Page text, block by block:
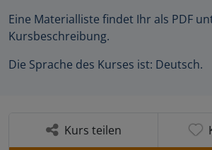
Eine Materialliste findet Ihr als PDF
Kursbeschreibung.
Die Sprache des Kurses ist: Deutsch.
Kurs teilen